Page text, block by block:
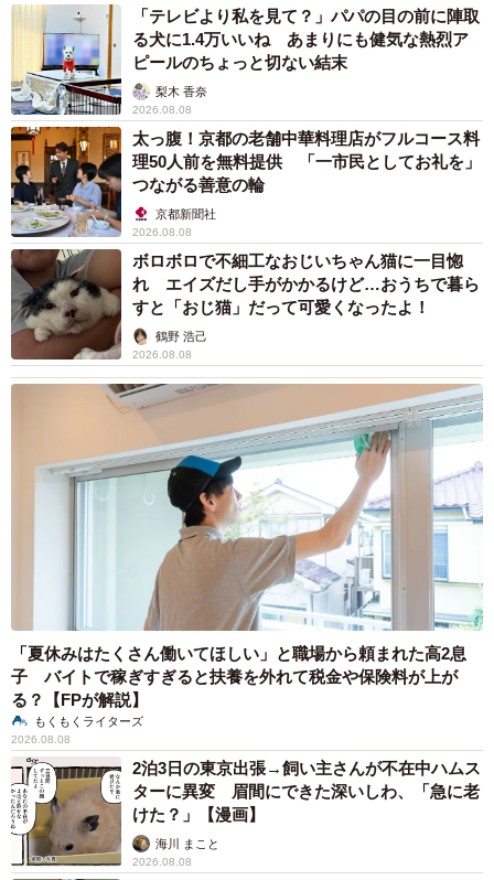
「テレビより私を見て？」パパの目の前に陣取
る犬に1.4万いいね あまりにも健気な熱烈ア
ピールのちょっと切ない結末
梨木 香奈
2026.08.08
太っ腹！京都の老舗中華料理店がフルコース料
理50人前を無料提供 「一市民としてお礼を」
つながる善意の輪
京都新聞社
2026.08.08
ボロボロで不細工なおじいちゃん猫に一目惚
れ エイズだし手がかかるけど…おうちで暮ら
すと「おじ猫」だって可愛くなったよ！
鶴野 浩己
2026.08.08
「夏休みはたくさん働いてほしい」と職場から頼まれた高2息
子 バイトで稼ぎすぎると扶養を外れて税金や保険料が上が
る？【FPが解説】
もくもくライターズ
2026.08.08
2泊3日の東京出張→飼い主さんが不在中ハムス
ターに異変 眉間にできた深いしわ、「急に老
けた？」【漫画】
海川 まこと
2026.08.08